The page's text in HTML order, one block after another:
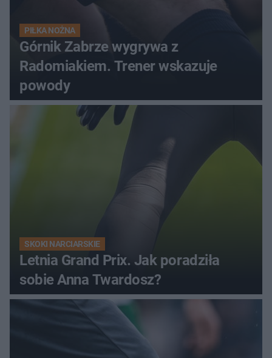
PIŁKA NOŻNA
Górnik Zabrze wygrywa z
Radomiakiem. Trener wskazuje
powody
SKOKI NARCIARSKIE
Letnia Grand Prix. Jak poradziła
sobie Anna Twardosz?